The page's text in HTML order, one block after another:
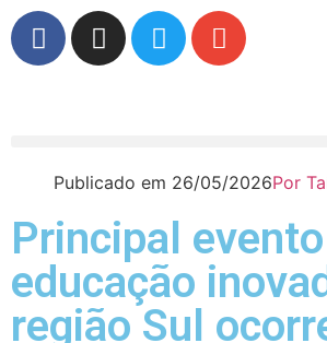
Publicado em 26/05/2026Por
Principal
educação
região Sul